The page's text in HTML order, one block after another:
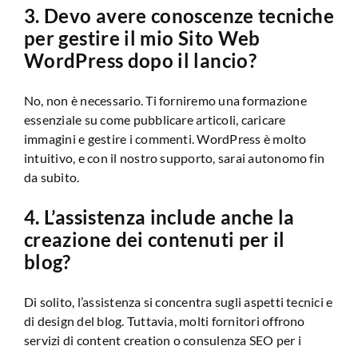
3. Devo avere conoscenze tecniche
per gestire il mio Sito Web
WordPress dopo il lancio?
No, non è necessario. Ti forniremo una formazione
essenziale su come pubblicare articoli, caricare
immagini e gestire i commenti. WordPress è molto
intuitivo, e con il nostro supporto, sarai autonomo fin
da subito.
4. L’assistenza include anche la
creazione dei contenuti per il
blog?
Di solito, l’assistenza si concentra sugli aspetti tecnici e
di design del blog. Tuttavia, molti fornitori offrono
servizi di content creation o consulenza SEO per i